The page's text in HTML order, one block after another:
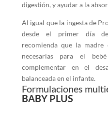
digestión, y ayudar a la
Al igual que la ingesta de
desde el primer día
recomienda que la madre
necesarias para el
complementar en el
balanceada en el infante.
Formulaciones
BABY PLUS